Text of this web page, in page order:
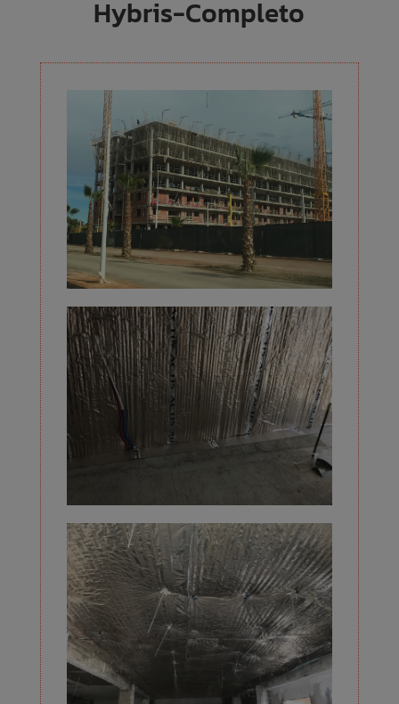
Hybris-Completo